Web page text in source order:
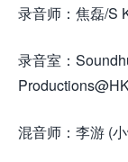
录音师：焦磊/S
录音室：
混音师：李游 (